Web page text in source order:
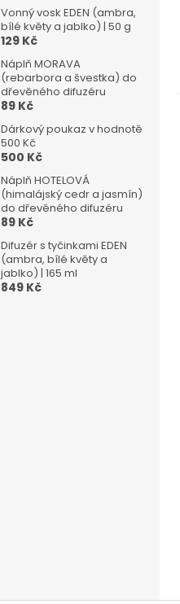
Vonný vosk EDEN (ambra,
bílé květy a jablko) | 50 g
129 Kč
Náplň MORAVA
(rebarbora a švestka) do
dřevěného difuzéru
89 Kč
Dárkový poukaz v hodnotě
500 Kč
500 Kč
Náplň HOTELOVÁ
(himalájský cedr a jasmín)
do dřevěného difuzéru
89 Kč
Difuzér s tyčinkami EDEN
(ambra, bílé květy a
jablko) | 165 ml
849 Kč